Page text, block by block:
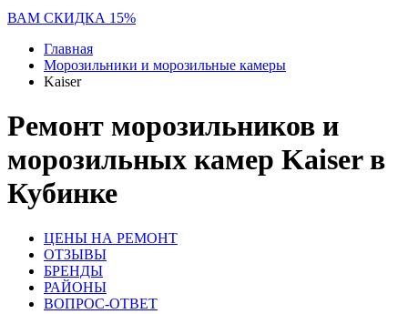
ВАМ СКИДКА 15%
Главная
Морозильники и морозильные камеры
Kaiser
Ремонт морозильников и
морозильных камер Kaiser в
Кубинке
ЦЕНЫ НА РЕМОНТ
ОТЗЫВЫ
БРЕНДЫ
РАЙОНЫ
ВОПРОС-ОТВЕТ